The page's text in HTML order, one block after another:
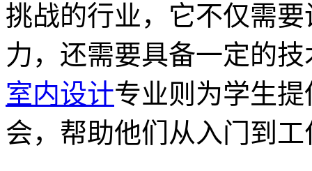
挑战的行业，它不仅需
力，还需要具备一定的
室内设计专业则为学生
会，帮助他们从入门到工